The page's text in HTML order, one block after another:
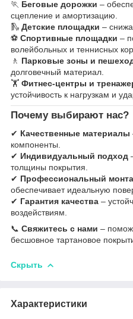
🏃 Беговые дорожки –
сцепление и амортизацию.
🛝 Детские площадки –
⚽ Спортивные площадки –
волейбольных и теннисных
🚶 Парковые зоны и
долговечный материал.
🏋 Фитнес-центры и
устойчивость к нагрузкам и
Почему выбирают нас?
✔ Качественные материалы
компоненты.
✔ Индивидуальный подход
толщины покрытия.
✔ Профессиональный
обеспечивает идеальную
✔ Гарантия качества –
воздействиям.
📞 Свяжитесь с нами –
бесшовное тартановое
Скрыть
Характеристики